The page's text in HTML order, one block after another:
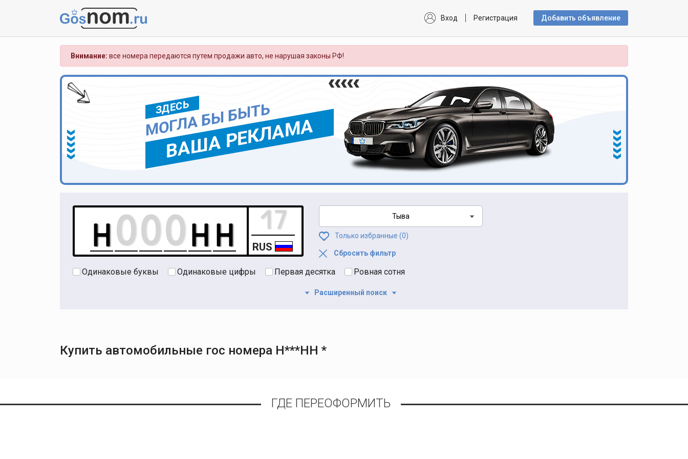
Вход Регистрация Добавить объявлениe
Внимание: все номера передаются путем продажи авто, не нарушая законы РФ!
ЗДЕСЬ
МОГЛА БЫ БЫТЬ
ВАША РЕКЛАМА
RUS
Тыва
Только избранные (0)
Сбросить фильтр
Одинаковые буквы Одинаковые цифры Первая десятка Ровная сотня
Расширенный поиск
Купить автомобильные гос номера Н***НН *
ГДЕ ПЕРЕОФОРМИТЬ